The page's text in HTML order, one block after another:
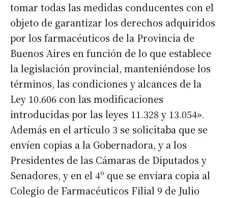
Suscribirme gratis
Dirección de correo electrónico*
tomar todas las medidas conducentes con el
objeto de garantizar los derechos adquiridos
por los farmacéuticos de la Provincia de
Buenos Aires en función de lo que establece
la legislación provincial, manteniéndose los
términos, las condiciones y alcances de la
Ley 10.606 con las modificaciones
introducidas por las leyes 11.328 y 13.054».
Además en el artículo 3 se solicitaba que se
envíen copias a la Gobernadora, y a los
Presidentes de las Cámaras de Diputados y
Senadores, y en el 4º que se enviara copia al
Colegio de Farmacéuticos Filial 9 de Julio